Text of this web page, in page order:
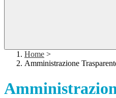
Home >
Amministrazione